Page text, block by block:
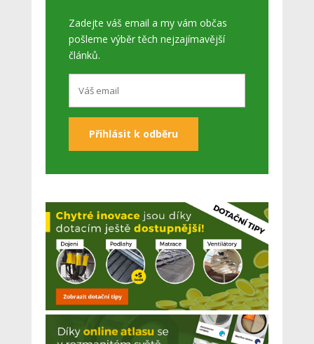
Zadejte váš email a my vám občas
pošleme výběr těch nejzajímavější
článků.